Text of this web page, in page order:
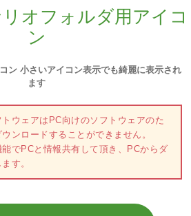
オフォルダ用アイコ
ン
ン 小さいアイコン表示でも綺麗に表示され
ます
ウェアはPC向けのソフトウェアのた
ンロードすることができません。
でPCと情報共有して頂き、PCからダ
す。